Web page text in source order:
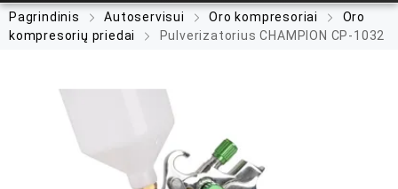
Pagrindinis Autoservisui Oro kompresoriai
Oro
kompresorių priedai
Pulverizatorius CHAMPION CP-1032